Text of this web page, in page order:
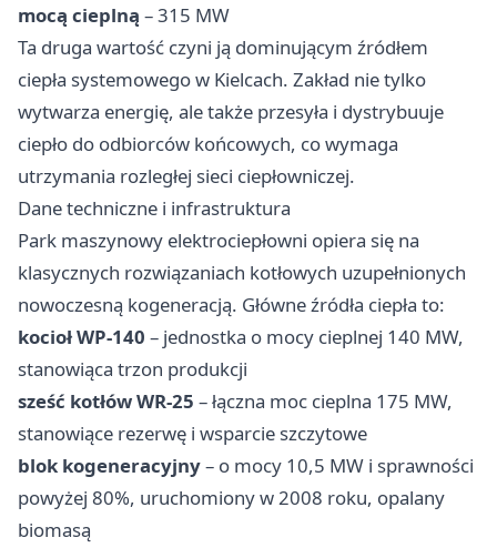
mocą cieplną – 315 MW
Ta druga wartość czyni ją dominującym źródłem
ciepła systemowego w Kielcach. Zakład nie tylko
wytwarza energię, ale także przesyła i dystrybuuje
ciepło do odbiorców końcowych, co wymaga
utrzymania rozległej sieci ciepłowniczej.
Dane techniczne i infrastruktura
Park maszynowy elektrociepłowni opiera się na
klasycznych rozwiązaniach kotłowych uzupełnionych
nowoczesną kogeneracją. Główne źródła ciepła to:
kocioł WP-140 – jednostka o mocy cieplnej 140 MW,
stanowiąca trzon produkcji
sześć kotłów WR-25 – łączna moc cieplna 175 MW,
stanowiące rezerwę i wsparcie szczytowe
blok kogeneracyjny– o mocy 10,5 MW i sprawności
powyżej 80%, uruchomiony w 2008 roku, opalany
biomasą